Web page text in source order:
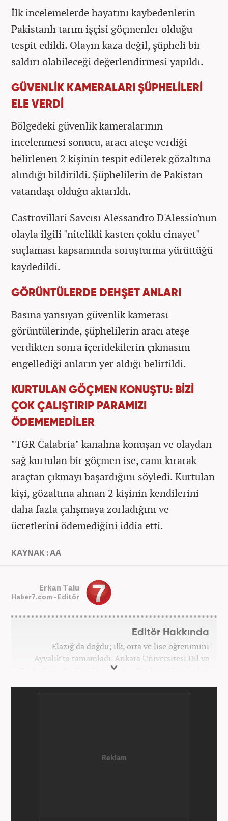
İlk incelemelerde hayatını kaybedenlerin
Pakistanlı tarım işçisi göçmenler olduğu
tespit edildi. Olayın kaza değil, şüpheli bir
saldırı olabileceği değerlendirmesi yapıldı.
GÜVENLİK KAMERALARI ŞÜPHELİLERİ
ELE VERDİ
Bölgedeki güvenlik kameralarının
incelenmesi sonucu, aracı ateşe verdiği
belirlenen 2 kişinin tespit edilerek gözaltına
alındığı bildirildi. Şüphelilerin de Pakistan
vatandaşı olduğu aktarıldı.
Castrovillari Savcısı Alessandro D'Alessio'nun
olayla ilgili "nitelikli kasten çoklu cinayet"
suçlaması kapsamında soruşturma yürüttüğü
kaydedildi.
GÖRÜNTÜLERDE DEHŞET ANLARI
Basına yansıyan güvenlik kamerası
görüntülerinde, şüphelilerin aracı ateşe
verdikten sonra içeridekilerin çıkmasını
engellediği anların yer aldığı belirtildi.
KURTULAN GÖÇMEN KONUŞTU: BİZİ
ÇOK ÇALIŞTIRIP PARAMIZI
ÖDEMEMEDİLER
"TGR Calabria" kanalına konuşan ve olaydan
sağ kurtulan bir göçmen ise, camı kırarak
araçtan çıkmayı başardığını söyledi. Kurtulan
kişi, gözaltına alınan 2 kişinin kendilerini
daha fazla çalışmaya zorladığını ve
ücretlerini ödemediğini iddia etti.
KAYNAK : AA
Erkan Talu
Haber7.com - Editör
Editör Hakkında
Elazığ'da doğdu; ilk, orta ve lise öğrenimini
Ayvalık'ta tamamladı. Ankara Üniversitesi Dil ve
Tarih-Coğrafya Fakültesi "Sanat Tarihi" bölümünden